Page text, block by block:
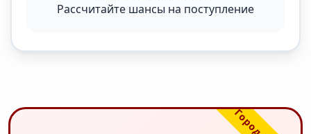
Рассчитайте шансы на поступление